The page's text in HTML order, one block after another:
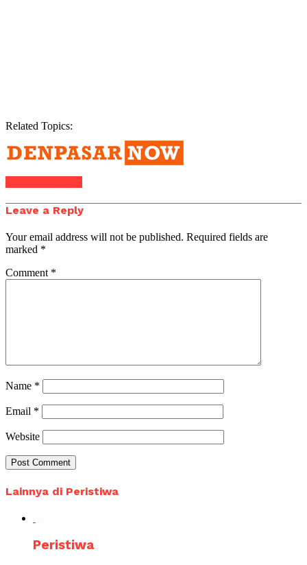
Related Topics:
Leave a Reply
Your email address will not be published. Required fields are
marked *
Comment *
Name *
Email *
Website
Lainnya di Peristiwa
Peristiwa